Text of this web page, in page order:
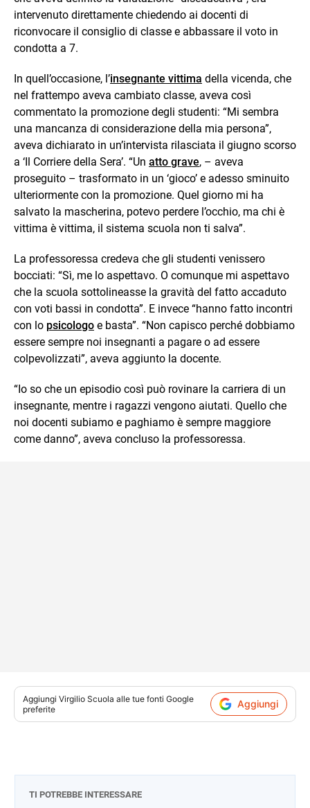
intervenuto direttamente chiedendo ai docenti di
riconvocare il consiglio di classe e abbassare il voto in
condotta a 7.
In quell’occasione, l’insegnante vittima della vicenda, che
nel frattempo aveva cambiato classe, aveva così
commentato la promozione degli studenti: “Mi sembra
una mancanza di considerazione della mia persona”,
aveva dichiarato in un’intervista rilasciata il giugno scorso
a ‘Il Corriere della Sera’. “Un atto grave, – aveva
proseguito – trasformato in un ‘gioco’ e adesso sminuito
ulteriormente con la promozione. Quel giorno mi ha
salvato la mascherina, potevo perdere l’occhio, ma chi è
vittima è vittima, il sistema scuola non ti salva”.
La professoressa credeva che gli studenti venissero
bocciati: “Sì, me lo aspettavo. O comunque mi aspettavo
che la scuola sottolineasse la gravità del fatto accaduto
con voti bassi in condotta”. E invece “hanno fatto incontri
con lo psicologo e basta”. “Non capisco perché dobbiamo
essere sempre noi insegnanti a pagare o ad essere
colpevolizzati”, aveva aggiunto la docente.
“Io so che un episodio così può rovinare la carriera di un
insegnante, mentre i ragazzi vengono aiutati. Quello che
noi docenti subiamo e paghiamo è sempre maggiore
come danno”, aveva concluso la professoressa.
Aggiungi Virgilio Scuola alle tue fonti Google
preferite
Aggiungi
TI POTREBBE INTERESSARE